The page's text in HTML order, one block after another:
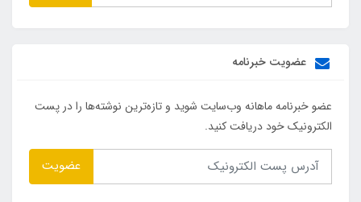
عضویت خبرنامه
عضو خبرنامه ماهانه وب‌سایت شوید و تازه‌ترین نوشته‌ها را در پست
الکترونیک خود دریافت کنید.
عضویت